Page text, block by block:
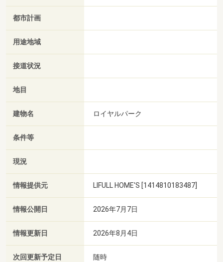
都市計画
用途地域
接道状況
地目
建物名 ロイヤルパーク
条件等
現況
情報提供元 LIFULL HOME'S [1414810183487]
情報公開日 2026年7月7日
情報更新日 2026年8月4日
次回更新予定日 随時